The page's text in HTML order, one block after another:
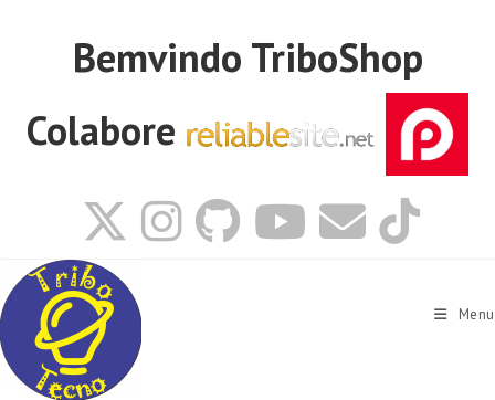
Bemvindo TriboShop
Colabore
Menu